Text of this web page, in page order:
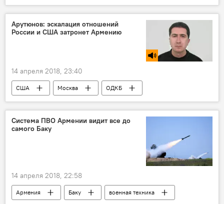
"Ты супер!" - Второй сезон
конкурс "Ты супер!"
Арутюнов: эскалация отношений
России и США затронет Армению
14 апреля 2018, 23:40
США Москва
ОДКБ
конфликт
эскалация Голос
Система ПВО Армении видит все до
самого Баку
14 апреля 2018, 22:58
Армения Баку военная техника